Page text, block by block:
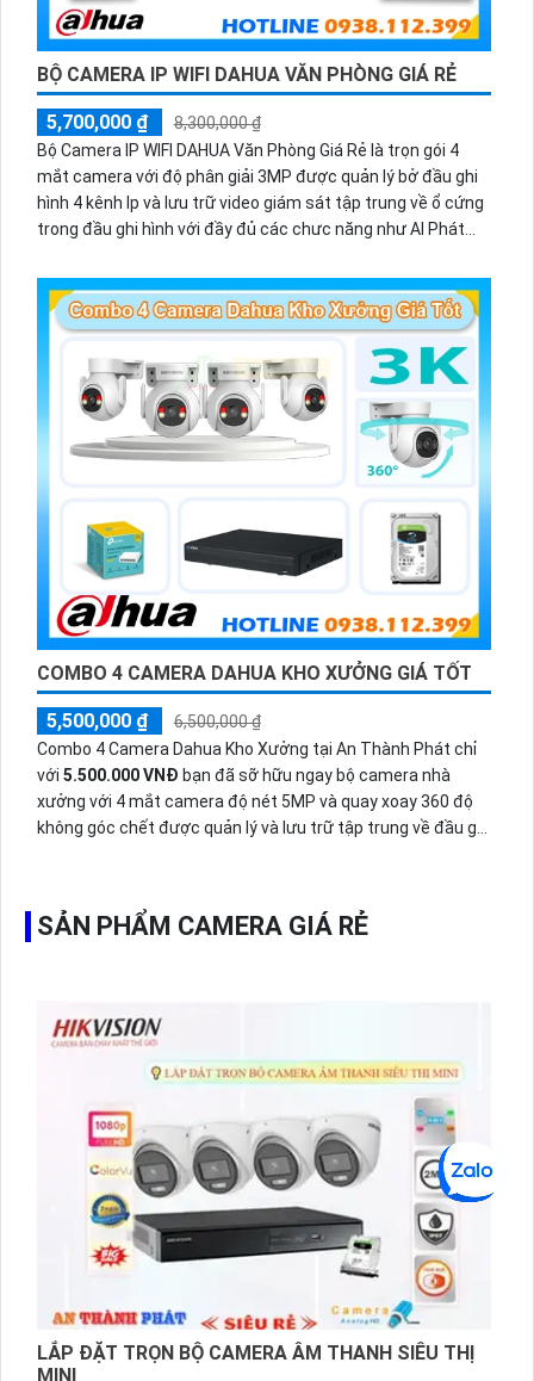
BỘ CAMERA IP WIFI DAHUA VĂN PHÒNG GIÁ RẺ
5,700,000 ₫
8,300,000 ₫
Bộ Camera IP WIFI DAHUA Văn Phòng Giá Rẻ là trọn gói 4
mắt camera với độ phân giải 3MP được quản lý bở đầu ghi
hình 4 kênh Ip và lưu trữ video giám sát tập trung về ổ cứng
trong đầu ghi hình với đầy đủ các chưc năng như AI Phát
có màu vào ban đêm
COMBO 4 CAMERA DAHUA KHO XƯỞNG GIÁ TỐT
5,500,000 ₫
6,500,000 ₫
Combo 4 Camera Dahua Kho Xưởng tại An Thành Phát chỉ
với 5.500.000 VNĐ bạn đã sỡ hữu ngay bộ camera nhà
xưởng với 4 mắt camera độ nét 5MP và quay xoay 360 độ
không góc chết được quản lý và lưu trữ tập trung về đầu ghi
SẢN PHẨM CAMERA GIÁ RẺ
LẮP ĐẶT TRỌN BỘ CAMERA ÂM THANH SIÊU THỊ
MINI